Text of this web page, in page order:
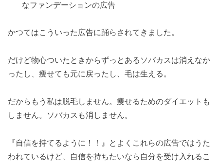
なファンデーションの広告
かつてはこういった広告に踊らされてきました。
だけど物心ついたときからずっとあるソバカスは消えなか
ったし、痩せても元に戻ったし、毛は生える。
だからもう私は脱毛しません。痩せるためのダイエットも
しません。ソバカスも消しません。
『自信を持てるように！！』とよくこれらの広告ではうた
われているけど、自信を持ちたいなら自分を受け入れるこ